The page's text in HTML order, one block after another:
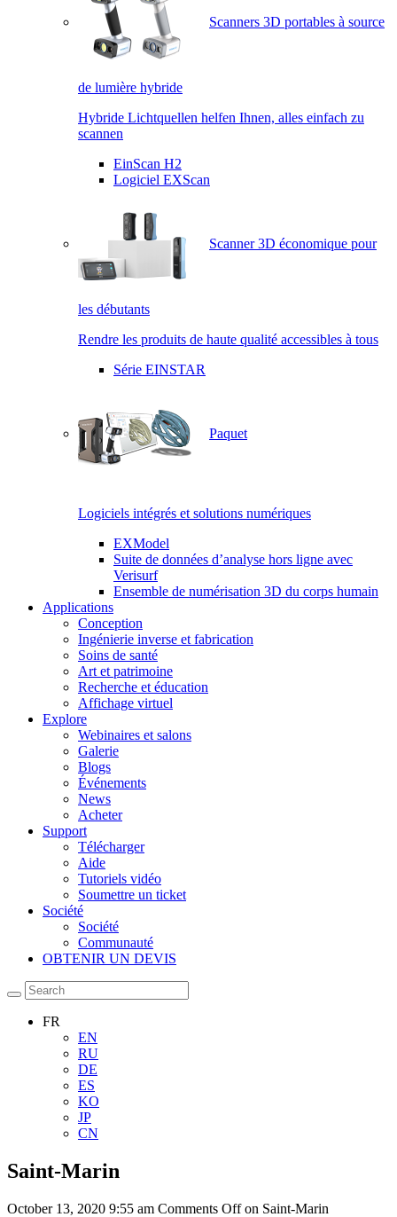
Scanners 3D portables à source
de lumière hybride
Hybride Lichtquellen helfen Ihnen, alles einfach zu
scannen
EinScan H2
Logiciel EXScan
Scanner 3D économique pour
les débutants
Rendre les produits de haute qualité accessibles à tous
Série EINSTAR
Paquet
Logiciels intégrés et solutions numériques
EXModel
Suite de données d’analyse hors ligne avec
Verisurf
Ensemble de numérisation 3D du corps humain
Applications
Conception
Ingénierie inverse et fabrication
Soins de santé
Art et patrimoine
Recherche et éducation
Affichage virtuel
Explore
Webinaires et salons
Galerie
Blogs
Événements
News
Acheter
Support
Télécharger
Aide
Tutoriels vidéo
Soumettre un ticket
Société
Société
Communauté
OBTENIR UN DEVIS
FR
EN
RU
DE
ES
KO
JP
CN
Saint-Marin
October 13, 2020 9:55 am Comments Offon Saint-Marin